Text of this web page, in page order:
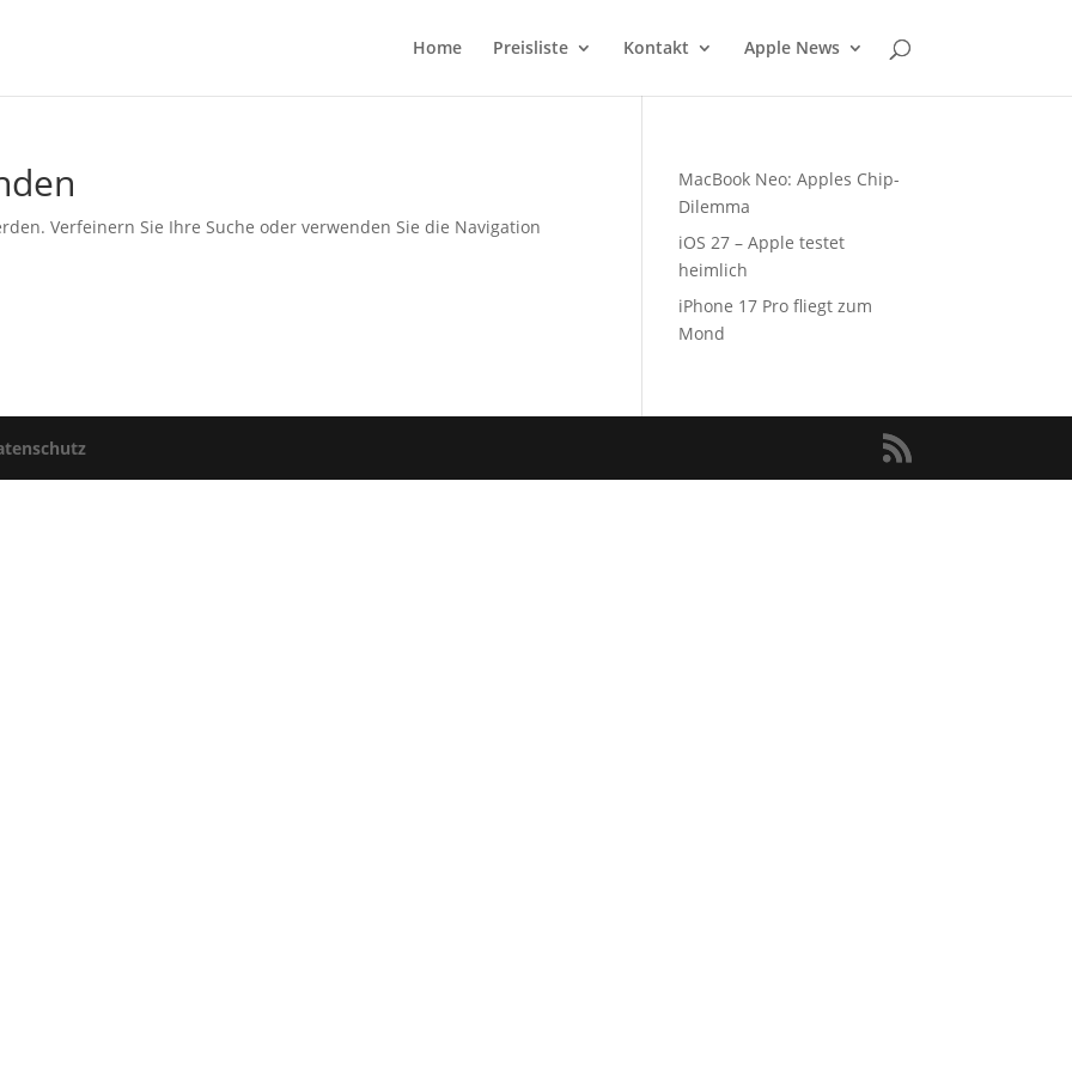
Home Preisliste Kontakt Apple News
Verfeinern Sie Ihre Suche oder verwenden Sie die Navigation
MacBook Neo: Apples Chip-
Dilemma
iOS 27 – Apple testet
heimlich
iPhone 17 Pro fliegt zum
Mond